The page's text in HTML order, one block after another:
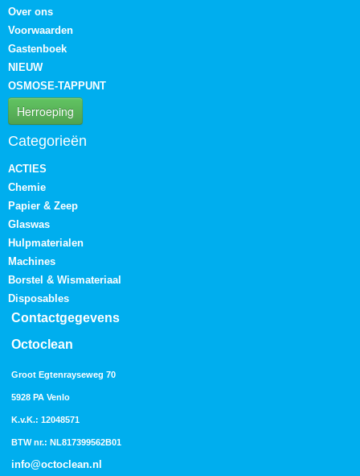
Over ons
Voorwaarden
Gastenboek
NIEUW
OSMOSE-TAPPUNT
Herroeping
Categorieën
ACTIES
Chemie
Papier & Zeep
Glaswas
Hulpmaterialen
Machines
Borstel & Wismateriaal
Disposables
Contactgegevens
Octoclean
Groot Egtenrayseweg 70
5928 PA Venlo
K.v.K.: 12048571
BTW nr.: NL817399562B01
info@octoclean.nl